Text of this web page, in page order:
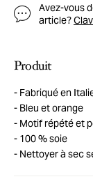
Avez-vous
article?
Produit
Fabriqué en
Bleu et orange
Motif répété et
100 % soie
Nettoyer à sec